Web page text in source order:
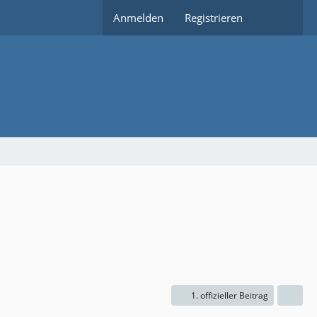
Anmelden Registrieren
1. offizieller Beitrag